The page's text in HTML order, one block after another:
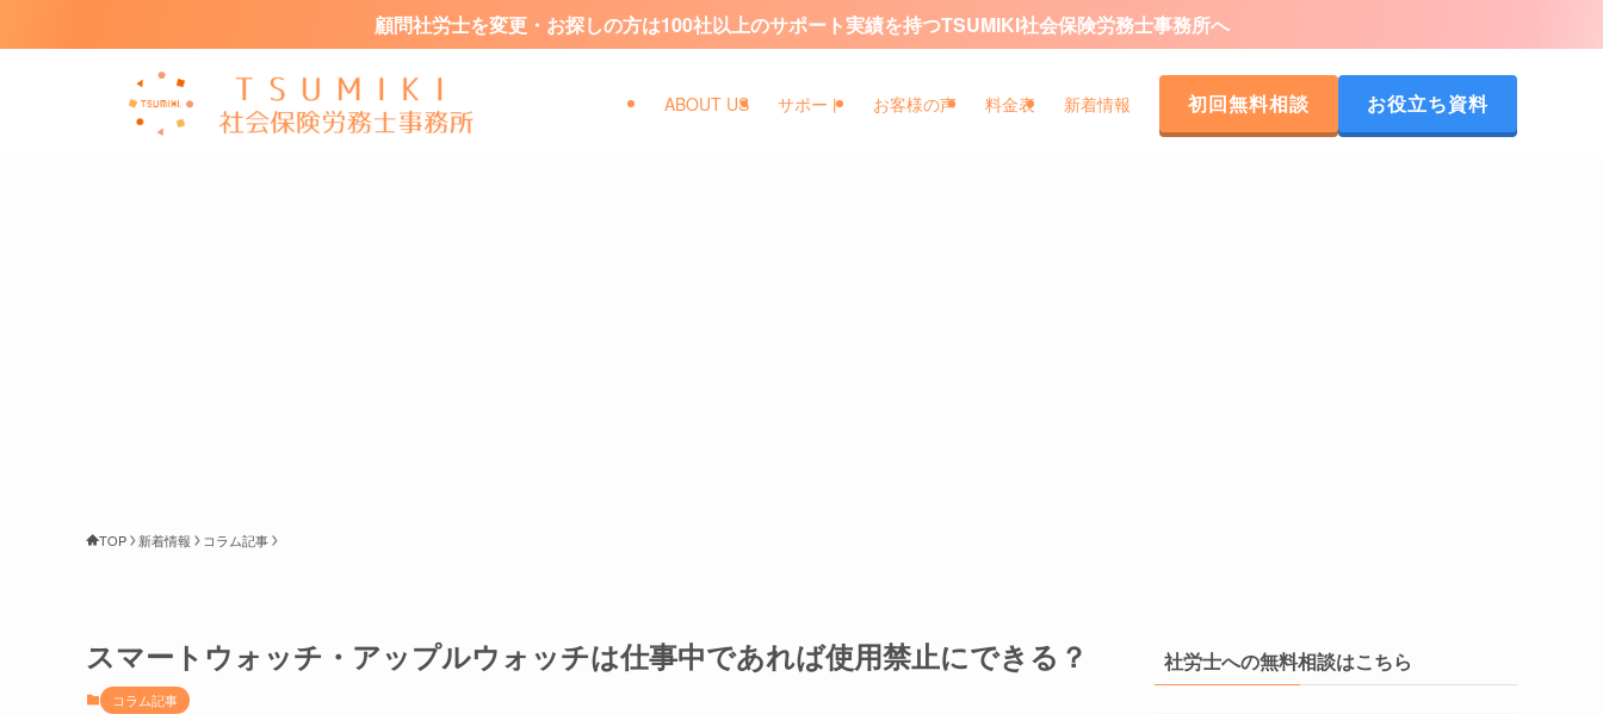
顧問社労士を変更・お探しの方は100社以上のサポート実績を持つTSUMIKI社会保険労務士事務所へ
ABOUT US サポート お客様の声 料金表 新着情報 初回無料相談 お役立ち資料
TOP 新着情報 コラム記事
スマートウォッチ・アップルウォッチは仕事中であれば使用禁止にできる？
コラム記事
社労士への無料相談はこちら